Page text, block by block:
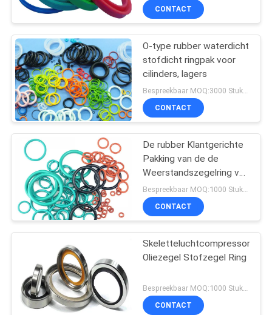
POLICY
Remblokmateriaal
Geweven
Remvoeringsmateriaal
32
Industriële
Remvoering
29
CONTACT
O-type rubber waterdicht
stofdicht ringpak voor
cilinders, lagers
Bespreekbaar MOQ:3000 Stukken
CONTACT
De rubber Klantgerichte
Pakking van de de
Weerstandszegelring van
de Olieslijtage
CONTACT
Skeletteluchtcompressor
Oliezegel Stofzegel Ring
CONTACT